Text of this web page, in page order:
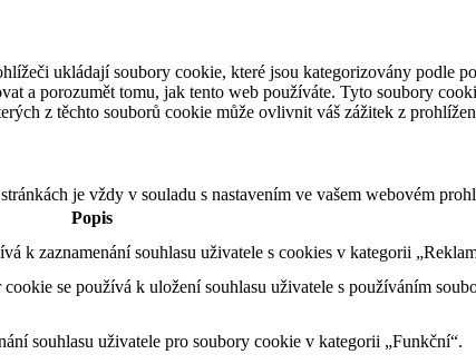
ukládají soubory cookie, které jsou kategorizovány podle
a porozumět tomu, jak tento web používáte. Tyto soubory
z těchto souborů cookie může ovlivnit váš zážitek z
je vždy v souladu s nastavením ve vašem webovém
Popis
k zaznamenání souhlasu uživatele s cookies v kategorii
se používá k uložení souhlasu uživatele s používáním
souhlasu uživatele pro soubory cookie v kategorii „Funkční“.